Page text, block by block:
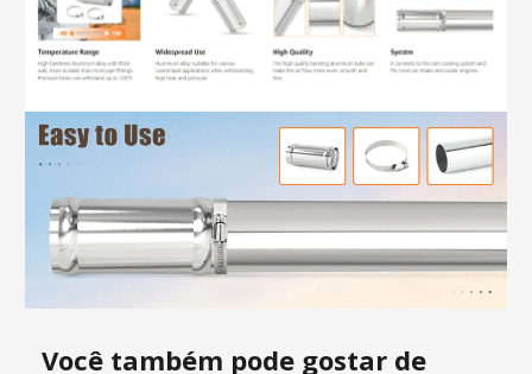
Você também pode gostar de